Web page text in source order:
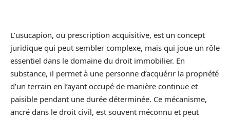
L’usucapion, ou prescription acquisitive, est un concept
juridique qui peut sembler complexe, mais qui joue un rôle
essentiel dans le domaine du droit immobilier. En
substance, il permet à une personne d’acquérir la propriété
d’un terrain en l’ayant occupé de manière continue et
paisible pendant une durée déterminée. Ce mécanisme,
ancré dans le droit civil, est souvent méconnu et peut